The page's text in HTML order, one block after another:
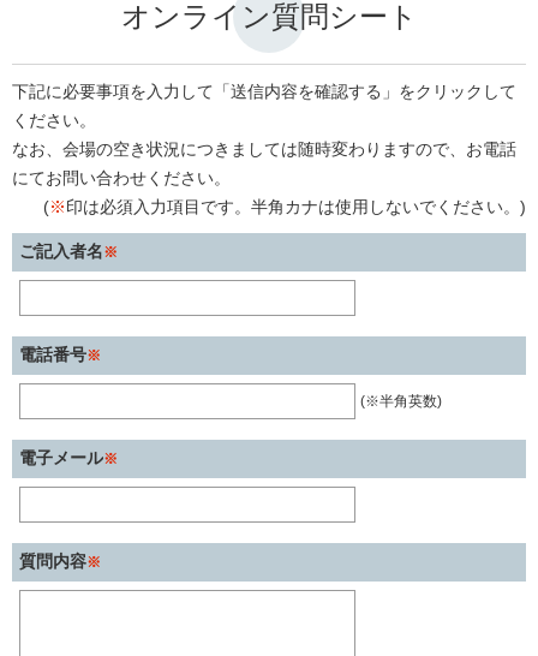
オンライン質問シート
下記に必要事項を入力して「送信内容を確認する」をクリックして
ください。
なお、会場の空き状況につきましては随時変わりますので、お電話
にてお問い合わせください。
(※印は必須入力項目です。半角カナは使用しないでください。)
ご記入者名※
電話番号※
(※半角英数)
電子メール※
質問内容※